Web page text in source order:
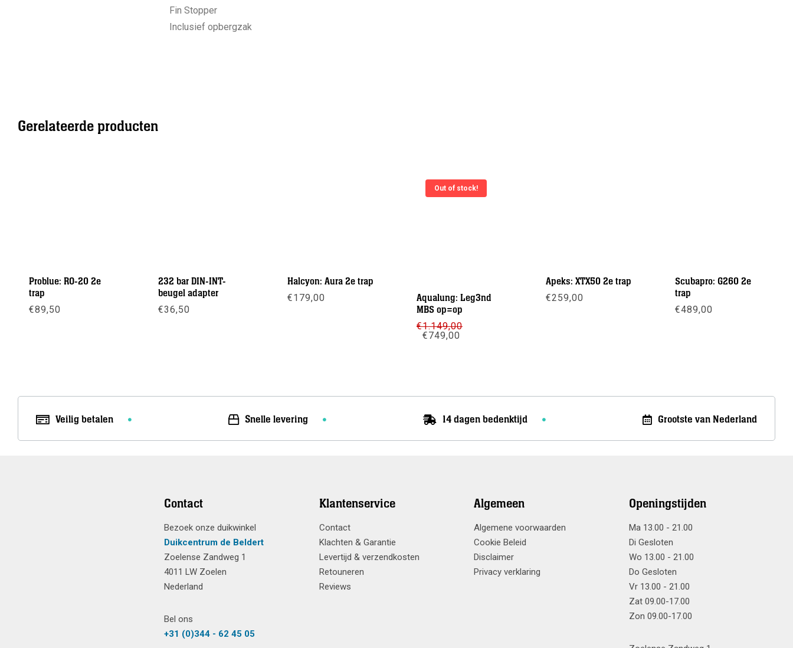
Fin Stopper
Inclusief opbergzak
Gerelateerde producten
Problue: RO-20 2e
trap
€89,50
232 bar DIN-INT-
beugel adapter
€36,50
Halcyon: Aura 2e trap
€179,00
Out of stock!
Aqualung: Leg3nd
MBS op=op
€1.149,00
Oorspronkelijke
€749,00
Apeks: XTX50 2e trap
€259,00
Scubapro: G260 2e
trap
€489,00
Veilig betalen Snelle levering 14 dagen bedenktijd Grootste van Nederland
Contact
Bezoek onze duikwinkel
Duikcentrum de Beldert
Zoelense Zandweg 1
4011 LW Zoelen
Nederland
Bel ons
+31 (0)344 - 62 45 05
Klantenservice
Contact
Klachten & Garantie
Levertijd & verzendkosten
Retouneren
Reviews
Algemeen
Algemene voorwaarden
Cookie Beleid
Disclaimer
Privacy verklaring
Openingstijden
Ma 13.00 - 21.00
Di Gesloten
Wo 13.00 - 21.00
Do Gesloten
Vr 13.00 - 21.00
Zat 09.00-17.00
Zon 09.00-17.00